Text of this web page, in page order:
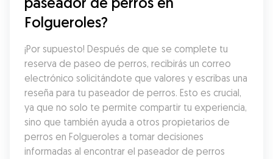
Folgueroles?
¡Por supuesto! Después de que se complete tu
reserva de paseo de perros, recibirás un correo
electrónico solicitándote que valores y escribas una
reseña para tu paseador de perros. Esto es crucial,
ya que no solo te permite compartir tu experiencia,
sino que también ayuda a otros propietarios de
perros en Folgueroles a tomar decisiones
informadas al encontrar el paseador de perros